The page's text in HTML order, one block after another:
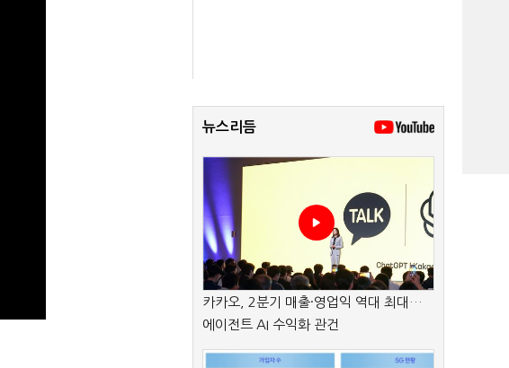
뉴스리듬
카카오, 2분기 매출·영업익 역대 최대…
에이전트 AI 수익화 관건